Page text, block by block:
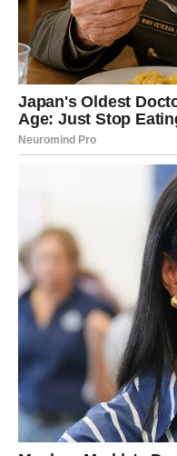
RAK –
Rak ulazi u period
istinu pre nego što je
Moguća poruka
donosi olakšanje. Ako
vam nedostaje.
Posao:
Razmišljate o
Novac:
Planiranje
emotivno trošenje.
Poruka: Ne vraćajte se
LAV –
PAŽNJA SE